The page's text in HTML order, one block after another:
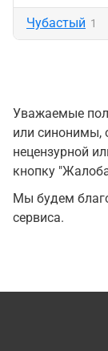
Чубастый 1
Уважаемые
или синонимы,
нецензурной
кнопку
Мы будем
сервиса.